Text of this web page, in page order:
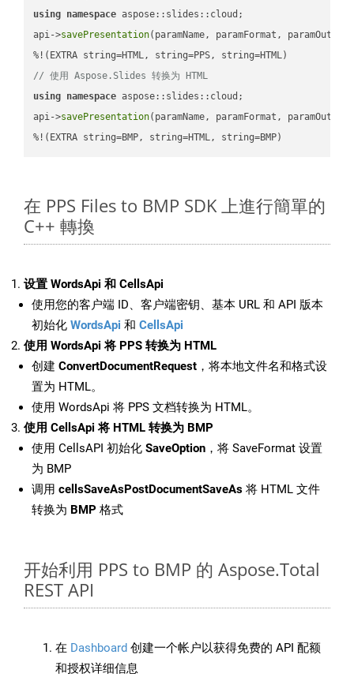
using namespace aspose::slides::cloud;
api->savePresentation(paramName, paramFormat,
// 使用 Aspose.Slides 转换为 HTML
using namespace aspose::slides::cloud;
api->savePresentation(paramName, paramFormat,
%!(EXTRA string=BMP, string=HTML, string=BMP)
在 PPS Files to BMP SDK 上進行簡單的
C++ 轉換
设置 WordsApi 和 CellsApi
使用您的客户端 ID、客户端密钥、基本 URL 和 API 版本
初始化 WordsApi 和 CellsApi
使用 WordsApi 将 PPS 转换为 HTML
创建 ConvertDocumentRequest ，将本地文件名和格式设
置为 HTML。
使用 WordsApi 将 PPS 文档转换为 HTML。
使用 CellsApi 将 HTML 转换为 BMP
使用 CellsAPI 初始化 SaveOption ，将 SaveFormat 设置
为 BMP
调用 cellsSaveAsPostDocumentSaveAs 将 HTML 文件
转换为 BMP 格式
开始利用 PPS to BMP 的 Aspose.Total
REST API
在 Dashboard 创建一个帐户以获得免费的 API 配额
和授权详细信息